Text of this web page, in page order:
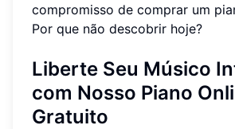
compromisso de comprar um
Por que não descobrir hoje?
Liberte Seu Músico
com Nosso Piano
Gratuito